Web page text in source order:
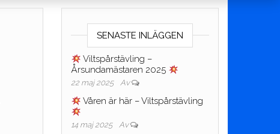
SENASTE INLÄGGEN
Viltspårstävling –
Årsundamästaren 2025
22 maj 2025 Av
Våren är här – Viltspårstävling
14 maj 2025 Av